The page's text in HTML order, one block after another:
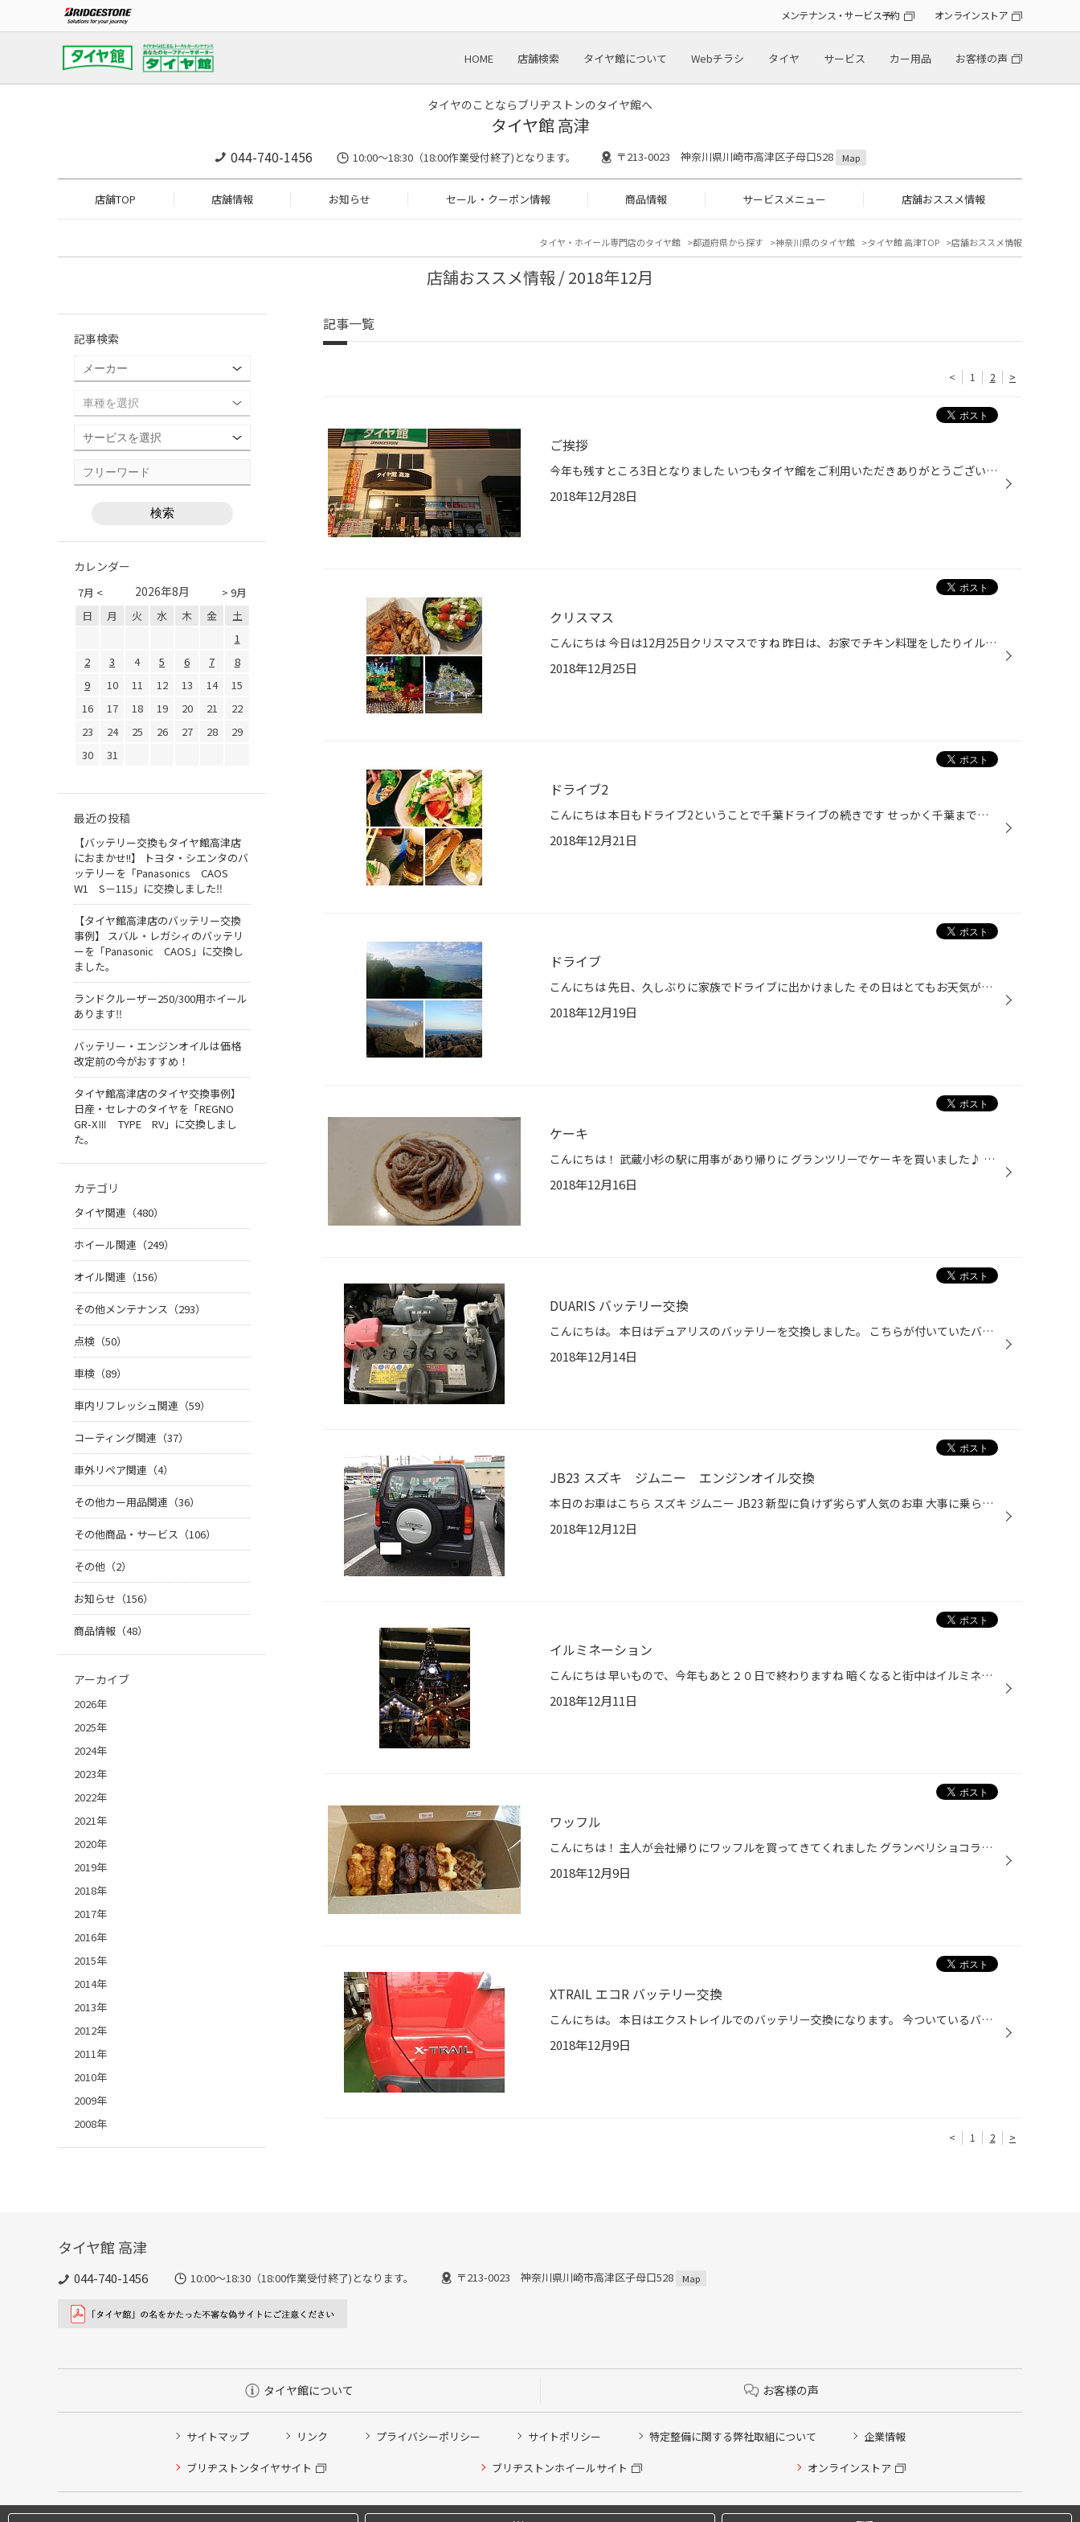
メンテナンス・サービス予約 オンラインストア
HOME 店舗検索 タイヤ館について Webチラシ タイヤ サービス カー用品 お客様の声
タイヤのことならブリヂストンのタイヤ館へ
タイヤ館 高津
044-740-1456 10:00～18:30（18:00作業受付終了)となります。 〒213-0023 神奈川県川崎市高津区子母口528 Map
店舗TOP 店舗情報 お知らせ セール・クーポン情報 商品情報 サービスメニュー 店舗おススメ情報
タイヤ・ホイール専門店のタイヤ館 都道府県から探す 神奈川県のタイヤ館 タイヤ館 高津TOP 店舗おススメ情報
店舗おススメ情報 / 2018年12月
記事一覧
< 1 2 >
ご挨拶
今年も残すところ3日となりました いつもタイヤ館をご利用いただきありがとうございます 来年度もタイヤ館をよろしくお願い致します 年明けは、1月4日より営業いたします 年末年始寒くなるようです お身体にお気を付けくださいませ ではよいお年をお迎えください
2018年12月28日
クリスマス
こんにちは 今日は12月25日クリスマスですね 昨日は、お家でチキン料理をしたりイルミネーションが 素敵な場所を拝見したりして過ごしました 皆さんはいかがお過ごしでしたか？ 皆様も素敵なクリスマスをお過ごしください
2018年12月25日
ドライブ2
こんにちは 本日もドライブ2ということで千葉ドライブの続きです せっかく千葉まで来たので新鮮な魚が食べたいということで アクアラインを降りてから車で20分のところにある イワシ料理のお店に行きました お刺身も新鮮で脂がのって美味しかったです(^^♪ ＊ビールも写っていますがもちろん運転手は...
2018年12月21日
ドライブ
こんにちは 先日、久しぶりに家族でドライブに出かけました その日はとてもお天気が良かったのですが、すごく寒かったです 子供が那須高原に行きたいと言ったのですが天気予報で雪とのこと スタッドレスをはめていなかったので断念( ；∀；) アクアラインを利用して千葉の房総に行ってきました ロー...
2018年12月19日
ケーキ
こんにちは！ 武蔵小杉の駅に用事があり帰りに グランツリーでケーキを買いました♪ モンブランのクリームの下はシフォンケーキでしっとりと やわらかくおいしくいただきました＼(^_^)／
2018年12月16日
DUARIS バッテリー交換
こんにちは。 本日はデュアリスのバッテリーを交換しました。 こちらが付いていたバッテリーです。 前回取り付けしたのが２０１４年４月になっているので４年と半年位経過している状態です。 バッテリーの交換目安が約3年程なので１年半経過している状態です。 そして今回お取り付けしたのがこちら...
2018年12月14日
JB23 スズキ ジムニー エンジンオイル交換
本日のお車はこちら スズキ ジムニー JB23 新型に負けず劣らず人気のお車 大事に乗られており、各所にこだわりが見え隠れしているお車 定期メンテナンスにて、エンジンオイルと初ミッションオイル交換 エンジンオイルは5,000Km交換が目安 ミッションオイルは、20,000Km交換を目安でしょうか。 汚れ...
2018年12月12日
イルミネーション
こんにちは 早いもので、今年もあと２０日で終わりますね 暗くなると街中はイルミネーションで明るく点灯され 年々にぎやかになり楽しみの一つになっています
2018年12月11日
ワッフル
こんにちは！ 主人が会社帰りにワッフルを買ってきてくれました グランベリショコラを食べましたがシナモンがきいていて 美味しかったです また買ってきてね
2018年12月9日
XTRAIL エコR バッテリー交換
こんにちは。 本日はエクストレイルでのバッテリー交換になります。 今ついているバッテリーがこちら、 エコRバッテリーが付いていたので今の性能を落とさぬようにするため、 同じバッテリーをお勧めさせて頂きました。 このバッテリーはアイドリングストップ車にも対応しているのです。 IS車だとエ...
2018年12月9日
< 1 2 >
記事検索
カレンダー
7月 < > 9月
2026年8月
日 月 火 水 木 金
土
1
2
3 4 5 6 7
8
9
10 11 12 13 14
15
16
17 18 19 20 21
22
23
24 25 26 27 28
29
30
31
最近の投稿
【バッテリー交換もタイヤ館高津店
におまかせ!!】 トヨタ・シエンタのバ
ッテリーを「Panasonics CAOS
W1 S－115」に交換しました‼
【タイヤ館高津店のバッテリー交換
事例】 スバル・レガシィのバッテリ
ーを「Panasonic CAOS」に交換し
ました。
ランドクルーザー250/300用ホイール
あります‼
バッテリー・エンジンオイルは価格
改定前の今がおすすめ！
タイヤ館高津店のタイヤ交換事例】
日産・セレナのタイヤを「REGNO
GR-XⅢ TYPE RV」に交換しまし
た。
カテゴリ
タイヤ関連（480）
ホイール関連（249）
オイル関連（156）
その他メンテナンス（293）
点検（50）
車検（89）
車内リフレッシュ関連（59）
コーティング関連（37）
車外リペア関連（4）
その他カー用品関連（36）
その他商品・サービス（106）
その他（2）
お知らせ（156）
商品情報（48）
アーカイブ
2026年
2025年
2024年
2023年
2022年
2021年
2020年
2019年
2018年
2017年
2016年
2015年
2014年
2013年
2012年
2011年
2010年
2009年
2008年
タイヤ館 高津
044-740-1456 10:00～18:30（18:00作業受付終了)となります。 〒213-0023 神奈川県川崎市高津区子母口528 Map
タイヤ館について お客様の声
サイトマップ リンク プライバシーポリシー サイトポリシー 特定整備に関する弊社取組について 企業情報
ブリヂストンタイヤサイト ブリヂストンホイールサイト オンラインストア
タイヤ点検・安全点検/タイヤ履き替え/オイル交換/その他ピット作業の予約
クローク契約会員専用タイヤ履き替え※タイヤ履き替えを希望のクローク契約会員の方はこちらを選択ください
本日のタイヤ履き替え順番待ち予約 ※クローク契約会員の方はご利用いただけません